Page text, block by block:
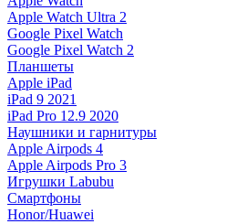
Apple Watch Ultra 2
Google Pixel Watch
Google Pixel Watch 2
Планшеты
Apple iPad
iPad 9 2021
iPad Pro 12.9 2020
Наушники и гарнитуры
Apple Airpods 4
Apple Airpods Pro 3
Игрушки Labubu
Смартфоны
Honor/Huawei